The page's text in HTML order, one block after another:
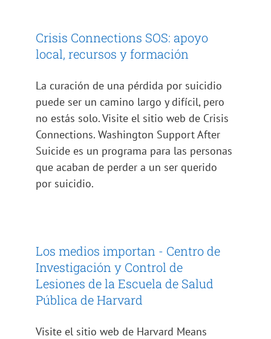
Crisis Connections SOS: apoyo
local, recursos y formación
La curación de una pérdida por suicidio
puede ser un camino largo y difícil, pero
no estás solo. Visite el sitio web de Crisis
Connections. Washington Support After
Suicide es un programa para las personas
que acaban de perder a un ser querido
por suicidio.
Los medios importan - Centro de
Investigación y Control de
Lesiones de la Escuela de Salud
Pública de Harvard
Visite el sitio web de Harvard Means